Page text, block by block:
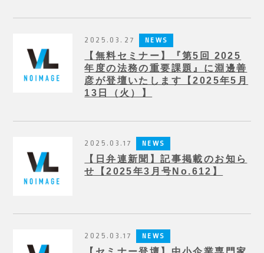
2025.03.27 NEWS
【無料セミナー】『第5回 2025
年度の法務の重要課題』に淵邊善
彦が登壇いたします【2025年5月
13日（火）】
2025.03.17 NEWS
【日弁連新聞】記事掲載のお知ら
せ【2025年3月号No.612】
2025.03.17 NEWS